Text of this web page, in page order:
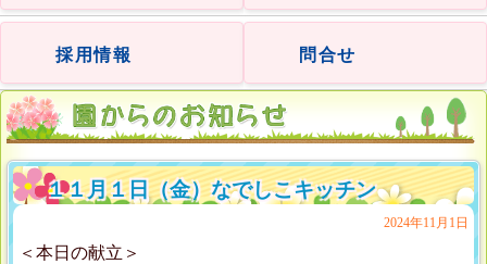
採用情報 問合せ
１１月１日（金）なでしこキッチン
2024年11月1日
＜本日の献立＞